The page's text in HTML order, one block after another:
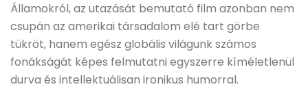
Államokról, az utazását bemutató film azonban nem
csupán az amerikai társadalom elé tart görbe
tükröt, hanem egész globális világunk számos
fonákságát képes felmutatni egyszerre kíméletlenül
durva és intellektuálisan ironikus humorral.